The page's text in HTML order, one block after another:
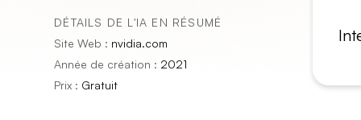
DÉTAILS DE L'IA EN RÉSUMÉ
Site Web : nvidia.com
Année de création : 2021
Prix : Gratuit